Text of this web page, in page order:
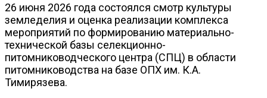
26 июня 2026 года состоялся смотр культуры
земледелия и оценка реализации комплекса
мероприятий по формированию материально-
технической базы селекционно-
питомниководческого центра (СПЦ) в области
питомниководства на базе ОПХ им. К.А.
Тимирязева.